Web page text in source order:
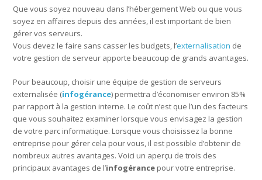
Que vous soyez nouveau dans l’hébergement Web ou que vous
soyez en affaires depuis des années, il est important de bien
gérer vos serveurs.
Vous devez le faire sans casser les budgets, l’externalisation de
votre gestion de serveur apporte beaucoup de grands avantages.
Pour beaucoup, choisir une équipe de gestion de serveurs
externalisée (infogérance) permettra d’économiser environ 85%
par rapport à la gestion interne. Le coût n’est que l’un des facteurs
que vous souhaitez examiner lorsque vous envisagez la gestion
de votre parc informatique. Lorsque vous choisissez la bonne
entreprise pour gérer cela pour vous, il est possible d’obtenir de
nombreux autres avantages. Voici un aperçu de trois des
principaux avantages de l’infogérance pour votre entreprise.